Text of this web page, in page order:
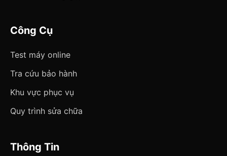
Công Cụ
Test máy online
Tra cứu bảo hành
Khu vực phục vụ
Quy trình sửa chữa
Thông Tin